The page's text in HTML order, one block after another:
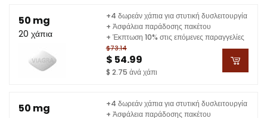
50 mg
20 χάπια
$73.14
$ 54.99
$ 2.75 ἀνά χάπι
+4 δωρεάν χάπια για στυτική δυσλειτουργία
+ Ἀσφάλεια παράδοσης πακέτου
+ Έκπτωση 10% στις επόμενες παραγγελίες
50 mg
+4 δωρεάν χάπια για στυτική δυσλειτουργία
+ Ἀσφάλεια παράδοσης πακέτου